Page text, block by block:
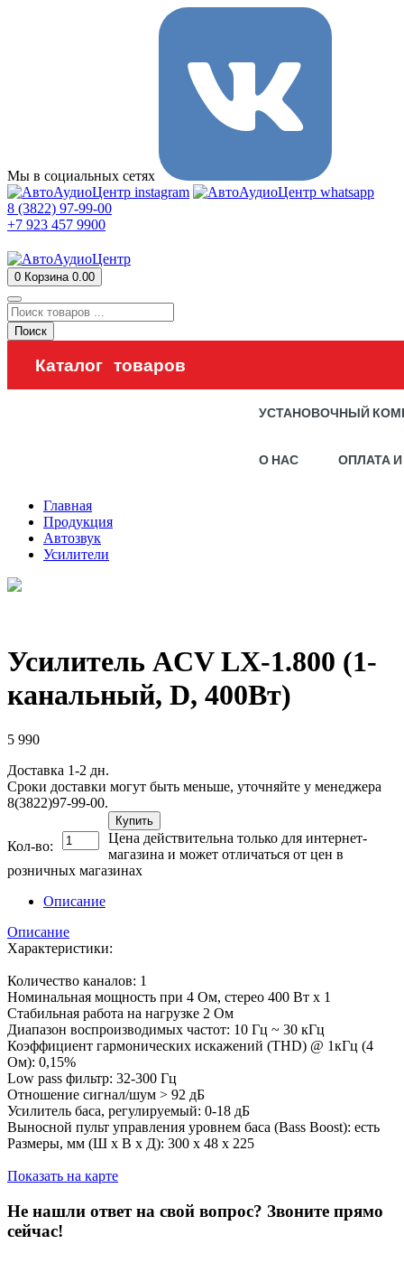
Мы в социальных сетях
8 (3822) 97-99-00
+7 923 457 9900
0 Корзина 0.00
Поиск
Каталог товаров
УСТАНОВОЧНЫЙ
О НАС ОПЛАТА
Главная
Продукция
Автозвук
Усилители
Усилитель ACV LX-1.800 (1-
канальный, D, 400Вт)
5 990
Доставка 1-2 дн.
Сроки доставки могут быть меньше, уточняйте у менеджера
8(3822)97-99-00.
Кол-во:
Купить
Цена действительна только для интернет-
магазина и может отличаться от цен в
розничных магазинах
Описание
Описание
Характеристики:
Количество каналов: 1
Номинальная мощность при 4 Ом, стерео 400 Вт x 1
Стабильная работа на нагрузке 2 Ом
Диапазон воспроизводимых частот: 10 Гц ~ 30 кГц
Коэффициент гармонических искажений (THD) @ 1кГц (4
Ом): 0,15%
Low pass фильтр: 32-300 Гц
Отношение сигнал/шум > 92 дБ
Усилитель баса, регулируемый: 0-18 дБ
Выносной пульт управления уровнем баса (Bass Boost): есть
Размеры, мм (Ш x В x Д): 300 х 48 х 225
Показать на карте
Не нашли ответ на свой вопрос? Звоните прямо
сейчас!